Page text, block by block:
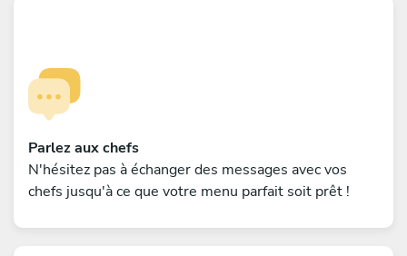
Parlez aux chefs
N'hésitez pas à échanger des messages avec vos
chefs jusqu'à ce que votre menu parfait soit prêt !